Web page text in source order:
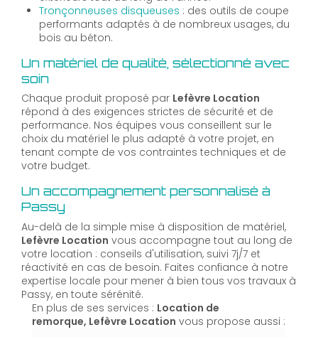
Tronçonneuses disqueuses : des outils de coupe
performants adaptés à de nombreux usages, du
bois au béton.
Un matériel de qualité, sélectionné avec
soin
Chaque produit proposé par Lefèvre Location
répond à des exigences strictes de sécurité et de
performance. Nos équipes vous conseillent sur le
choix du matériel le plus adapté à votre projet, en
tenant compte de vos contraintes techniques et de
votre budget.
Un accompagnement personnalisé à
Passy
Au-delà de la simple mise à disposition de matériel,
Lefèvre Location vous accompagne tout au long de
votre location : conseils d'utilisation, suivi 7j/7 et
réactivité en cas de besoin. Faites confiance à notre
expertise locale pour mener à bien tous vos travaux à
Passy, en toute sérénité.
En plus de ses services : Location de
remorque, Lefèvre Location vous propose aussi :